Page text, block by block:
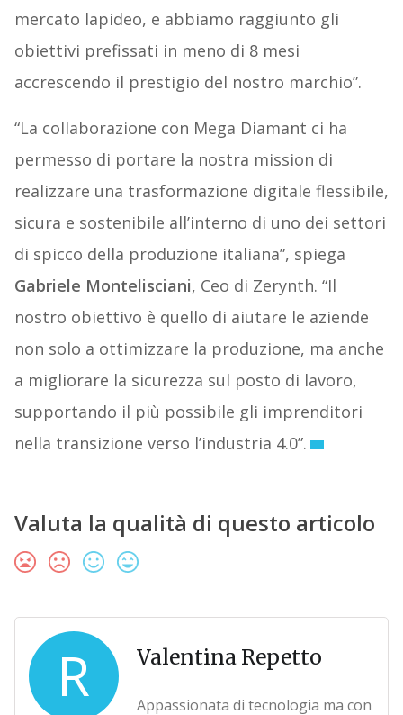
mercato lapideo, e abbiamo raggiunto gli
obiettivi prefissati in meno di 8 mesi
accrescendo il prestigio del nostro marchio”.
“La collaborazione con Mega Diamant ci ha
permesso di portare la nostra mission di
realizzare una trasformazione digitale flessibile,
sicura e sostenibile all’interno di uno dei settori
di spicco della produzione italiana”, spiega
Gabriele Montelisciani, Ceo di Zerynth. “Il
nostro obiettivo è quello di aiutare le aziende
non solo a ottimizzare la produzione, ma anche
a migliorare la sicurezza sul posto di lavoro,
supportando il più possibile gli imprenditori
nella transizione verso l’industria 4.0”.
Valuta la qualità di questo articolo
R Valentina Repetto
Appassionata di tecnologia ma con